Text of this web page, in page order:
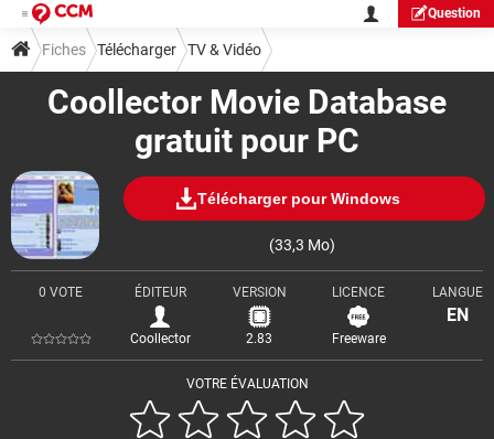
Question
Coollector Movie Database
gratuit pour PC
Télécharger pour Windows
(33,3 Mo)
VOTRE ÉVALUATION
0 VOTE ÉDITEUR
Coollector
VERSION
2.83
LICENCE
Freeware
LANGUE
EN
Fiches Télécharger TV & Vidéo